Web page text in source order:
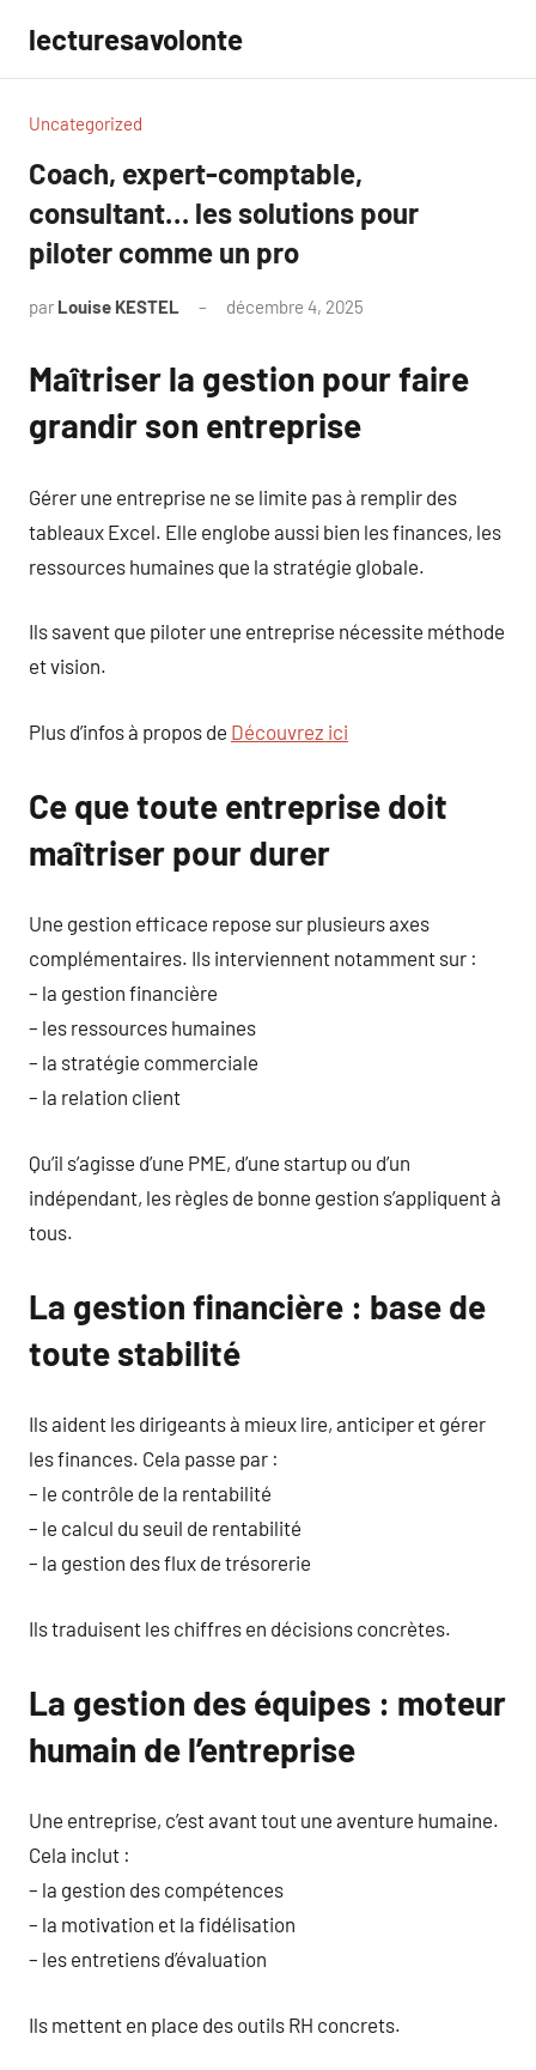
contenu
lecturesavolonte
Uncategorized
Coach, expert-comptable,
consultant… les solutions pour
piloter comme un pro
par Louise KESTEL décembre 4, 2025
Maîtriser la gestion pour faire
grandir son entreprise
Gérer une entreprise ne se limite pas à remplir des
tableaux Excel. Elle englobe aussi bien les finances, les
ressources humaines que la stratégie globale.
Ils savent que piloter une entreprise nécessite méthode
et vision.
Plus d’infos à propos de Découvrez ici
Ce que toute entreprise doit
maîtriser pour durer
Une gestion efficace repose sur plusieurs axes
complémentaires. Ils interviennent notamment sur :
– la gestion financière
– les ressources humaines
– la stratégie commerciale
– la relation client
Qu’il s’agisse d’une PME, d’une startup ou d’un
indépendant, les règles de bonne gestion s’appliquent à
tous.
La gestion financière : base de
toute stabilité
Ils aident les dirigeants à mieux lire, anticiper et gérer
les finances. Cela passe par :
– le contrôle de la rentabilité
– le calcul du seuil de rentabilité
– la gestion des flux de trésorerie
Ils traduisent les chiffres en décisions concrètes.
La gestion des équipes : moteur
humain de l’entreprise
Une entreprise, c’est avant tout une aventure humaine.
Cela inclut :
– la gestion des compétences
– la motivation et la fidélisation
– les entretiens d’évaluation
Ils mettent en place des outils RH concrets.